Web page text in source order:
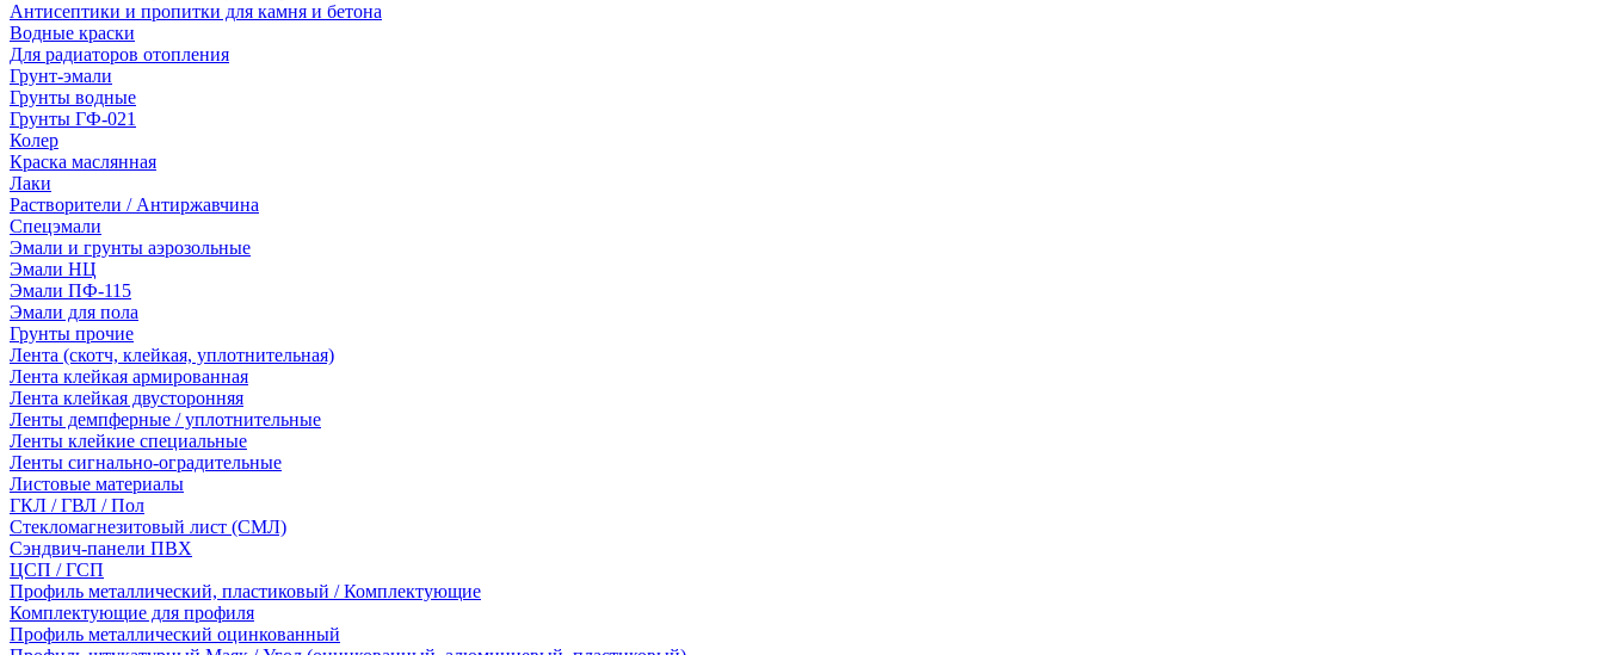
Антисептики и пропитки для камня и бетона
Водные краски
Для радиаторов отопления
Грунт-эмали
Грунты водные
Грунты ГФ-021
Колер
Краска маслянная
Лаки
Растворители / Антиржавчина
Спецэмали
Эмали и грунты аэрозольные
Эмали НЦ
Эмали ПФ-115
Эмали для пола
Грунты прочие
Лента (скотч, клейкая, уплотнительная)
Лента клейкая армированная
Лента клейкая двусторонняя
Ленты демпферные / уплотнительные
Ленты клейкие специальные
Ленты сигнально-оградительные
Листовые материалы
ГКЛ / ГВЛ / Пол
Стекломагнезитовый лист (СМЛ)
Сэндвич-панели ПВХ
ЦСП / ГСП
Профиль металлический, пластиковый / Комплектующие
Комплектующие для профиля
Профиль металлический оцинкованный